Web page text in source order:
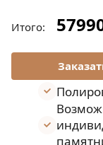
Итого: